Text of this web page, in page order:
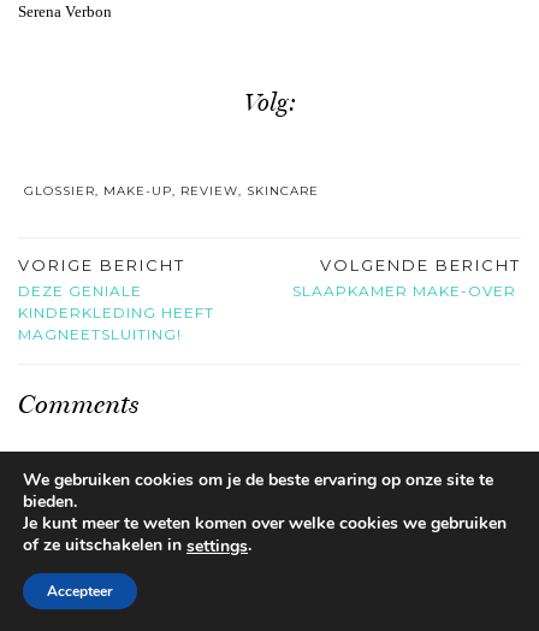
Serena Verbon
Volg:
GLOSSIER MAKE-UP REVIEW SKINCARE
VORIGE BERICHT
DEZE GENIALE
KINDERKLEDING HEEFT
MAGNEETSLUITING!
VOLGENDE BERICHT
SLAAPKAMER MAKE-OVER
Comments
Hi Serena,
Ik heb dus echt al een tijd het gevoel dat de cloud paints super makkelijk
vervangen kunnen worden door A’pieu Juicy Pang Water Blushers. Ik koop
We gebruiken cookies om je de beste ervaring op onze site te
bieden.
Je kunt meer te weten komen over welke cookies we gebruiken
of ze uitschakelen in settings.
Accepteer